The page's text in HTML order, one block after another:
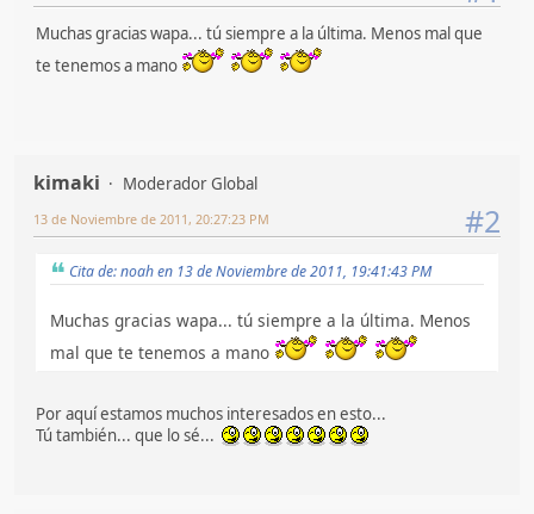
Muchas gracias wapa... tú siempre a la última. Menos mal que
te tenemos a mano
kimaki Moderador Global
#2
13 de Noviembre de 2011, 20:27:23 PM
Cita de: noah en 13 de Noviembre de 2011, 19:41:43 PM
Muchas gracias wapa... tú siempre a la última. Menos
mal que te tenemos a mano
Por aquí estamos muchos interesados en esto...
Tú también... que lo sé...